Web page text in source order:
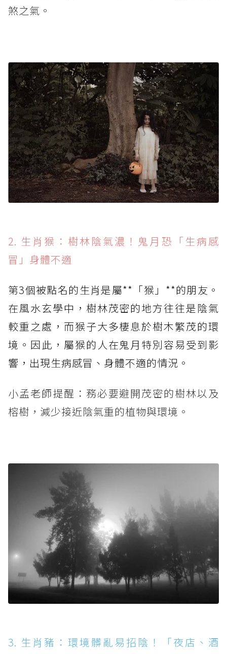
煞之氣。
2. 生肖猴：樹林陰氣濃！鬼月恐「生病感
冒」身體不適
第3個被點名的生肖是屬**「猴」**的朋友。
在風水玄學中，樹林茂密的地方往往是陰氣
較重之處，而猴子大多棲息於樹木繁茂的環
境。因此，屬猴的人在鬼月特別容易受到影
響，出現生病感冒、身體不適的情況。
小孟老師提醒：務必要避開茂密的樹林以及
榕樹，減少接近陰氣重的植物與環境。
3. 生肖豬：環境髒亂易招陰！「夜店、酒